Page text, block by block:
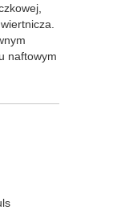
naftowym